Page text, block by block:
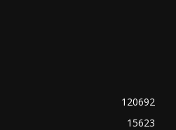
120692
15623